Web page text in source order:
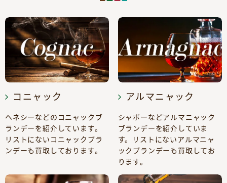
コニャック
ヘネシーなどのコニャックブ
ランデーを紹介しています。
リストにないコニャックブラ
ンデーも買取しております。
アルマニャック
シャボーなどアルマニャック
ブランデーを紹介していま
す。リストにないアルマニャ
ックブランデーも買取してお
ります。